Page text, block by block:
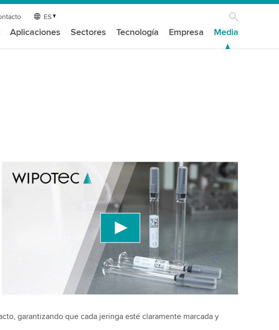
ES
Aplicaciones Sectores Tecnología Empresa Media
¡Necesitamos tu consentimiento para cargar el
servicio de video de YouTube!
Utilizamos un servicio de terceros para incrustar contenido
de video que puede recopilar datos sobre tu actividad. Por
favor, revisa los detalles y acepta el servicio para ver este
Más información
garantizando que cada jeringa esté claramente marcada y